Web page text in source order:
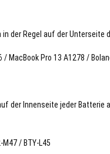
der Regel auf der
/ MacBook Pro 13 A1278 /
der Innenseite jeder Batterie
M47 / BTY-L45